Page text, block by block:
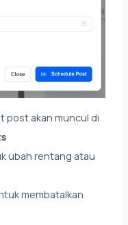
post akan muncul di
ubah rentang atau
membatalkan